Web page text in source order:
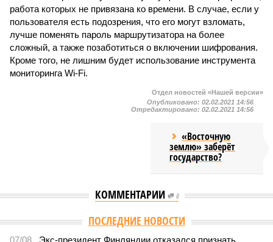
работа которых не привязана ко времени. В случае, если у
пользователя есть подозрения, что его могут взломать,
лучше поменять пароль маршрутизатора на более
сложный, а также позаботиться о включении шифрования.
Кроме того, не лишним будет использование инструмента
мониторинга Wi-Fi.
Отдел новостей «Нашей версии»
Опубликовано: 02.02.2021 14:56
Отредактировано: 02.02.2021 14:56
«Восточную
землю» заберёт
государство?
КОММЕНТАРИИ 0
Версия //Общество //
Земля уже не раз показывала человечеству свой
крутой нрав – когда покажет снова?